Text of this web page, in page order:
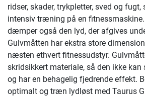
ridser, skader, trykpletter, sved og
intensiv træning på en
dæmper også den lyd, der afgives
Gulvmåtten har ekstra store
næsten ethvert fitnessudstyr.
skridsikkert materiale, så den ikke
og har en behagelig fjedrende effekt.
optimalt og træn lydløst med Taurus